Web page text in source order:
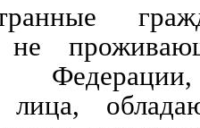
не
лица,